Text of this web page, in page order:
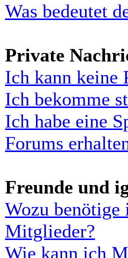
Was bedeutet
Private
Ich kann keine
Ich bekomme
Ich habe eine
Forums
Freunde und
Wozu
Mitglieder?
Wie kann ich